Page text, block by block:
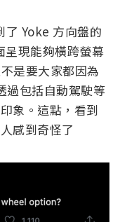
Yoke 方向盤的
呈現能夠橫跨螢幕
是要大家都因為
過包括自動駕駛等
象。這點，看到
感到奇怪了